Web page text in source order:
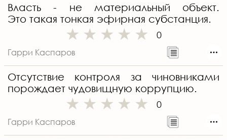
Власть - не материальный объект.
Это такая тонкая эфирная субстанция.
0
Гарри Каспаров
Отсутствие контроля за чиновниками
порождает чудовищную коррупцию.
0
Гарри Каспаров